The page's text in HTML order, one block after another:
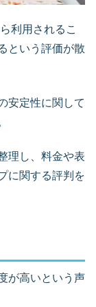
利用されるこ
という評価が散
安定性に関して
理し、料金や表
に関する評判を
が高いという声